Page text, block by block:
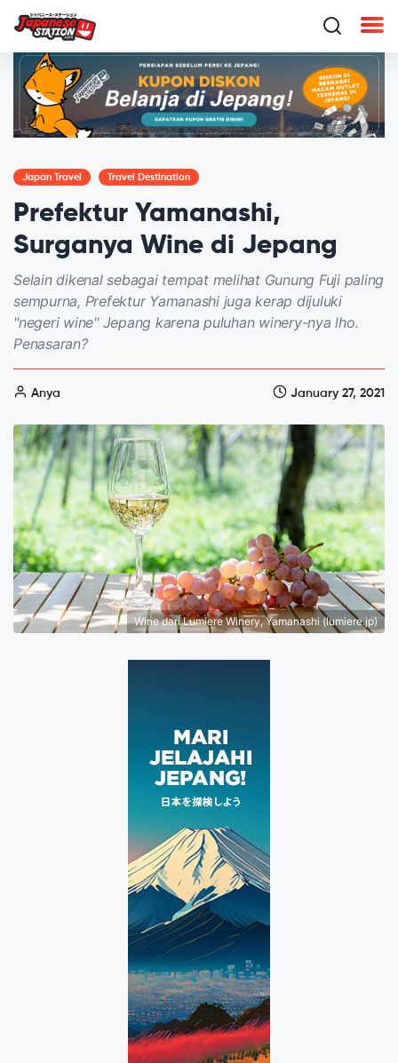
Japan Travel Travel Destination
Prefektur Yamanashi,
Surganya Wine di Jepang
Selain dikenal sebagai tempat melihat Gunung Fuji paling
sempurna, Prefektur Yamanashi juga kerap dijuluki
"negeri wine" Jepang karena puluhan winery-nya lho.
Penasaran?
Anya January 27, 2021
Wine dari Lumiere Winery, Yamanashi (lumiere.jp)